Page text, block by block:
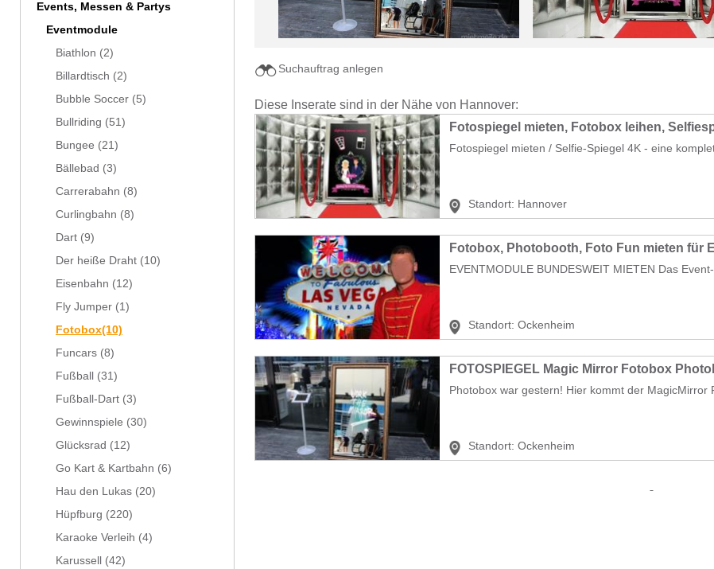
Events, Messen & Partys
Eventmodule
Biathlon (2)
Billardtisch (2)
Bubble Soccer (5)
Bullriding (51)
Bungee (21)
Bällebad (3)
Carrerabahn (8)
Curlingbahn (8)
Dart (9)
Der heiße Draht (10)
Eisenbahn (12)
Fly Jumper (1)
Fotobox(10)
Funcars (8)
Fußball
(31)
Fußball-Dart (3)
Gewinnspiele (30)
Glücksrad (12)
Go Kart & Kartbahn (6)
Hau den Lukas (20)
Hüpfburg (220)
Karaoke Verleih (4)
Karussell
(42)
Suchauftrag anlegen
Diese Inserate sind in der Nähe von Hannover:
Fotospiegel mieten, Fotobox leihen,
Fotospiegel mieten / Selfie-Spiegel 4K - eine
Standort: Hannover
Fotobox, Photobooth, Foto Fun mieten für
EVENTMODULE BUNDESWEIT MIETEN Das
Standort: Ockenheim
FOTOSPIEGEL Magic Mirror Fotobox
Photobox war gestern! Hier kommt der MagicMirror
Standort: Ockenheim